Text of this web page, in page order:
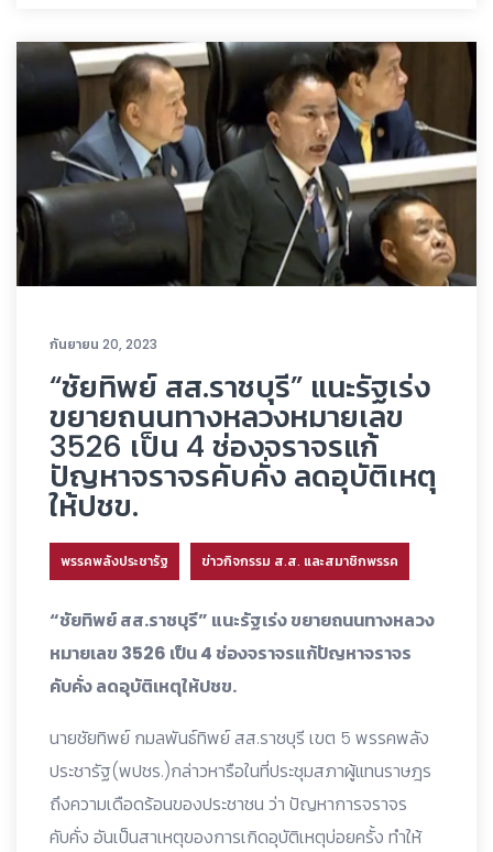
กันยายน 20, 2023
“ชัยทิพย์ สส.ราชบุรี” แนะรัฐเร่ง
ขยายถนนทางหลวงหมายเลข
3526 เป็น 4 ช่องจราจรแก้
ปัญหาจราจรคับคั่ง ลดอุบัติเหตุ
ให้ปชข.
พรรคพลังประชารัฐ ข่าวกิจกรรม ส.ส. และสมาชิกพรรค
“ชัยทิพย์ สส.ราชบุรี” แนะรัฐเร่ง ขยายถนนทางหลวง
หมายเลข 3526 เป็น 4 ช่องจราจรแก้ปัญหาจราจร
คับคั่ง ลดอุบัติเหตุให้ปชข.
นายชัยทิพย์ กมลพันธ์ทิพย์ สส.ราชบุรี เขต 5 พรรคพลัง
ประชารัฐ(พปชร.)กล่าวหารือในที่ประชุมสภาผู้แทนราษฎร
ถึงความเดือดร้อนของประชาชน ว่า ปัญหาการจราจร
คับคั่ง อันเป็นสาเหตุของการเกิดอุบัติเหตุบ่อยครั้ง ทำให้